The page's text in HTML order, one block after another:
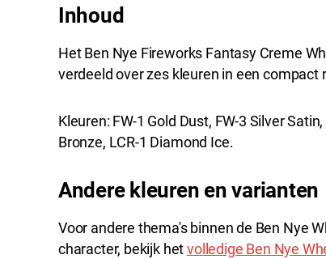
Inhoud
Het Ben Nye Fireworks Fantasy Creme
verdeeld over zes kleuren in een compact
Kleuren: FW-1 Gold Dust, FW-3 Silver
Bronze, LCR-1 Diamond Ice.
Andere kleuren en varianten
Voor andere thema's binnen de Ben Nye
character, bekijk hetvolledige Ben Nye